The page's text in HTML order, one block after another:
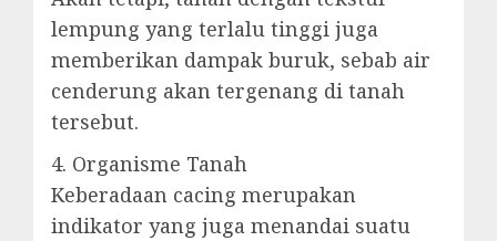
lempung yang terlalu tinggi juga
memberikan dampak buruk, sebab air
cenderung akan tergenang di tanah
tersebut.
4. Organisme Tanah
Keberadaan cacing merupakan
indikator yang juga menandai suatu